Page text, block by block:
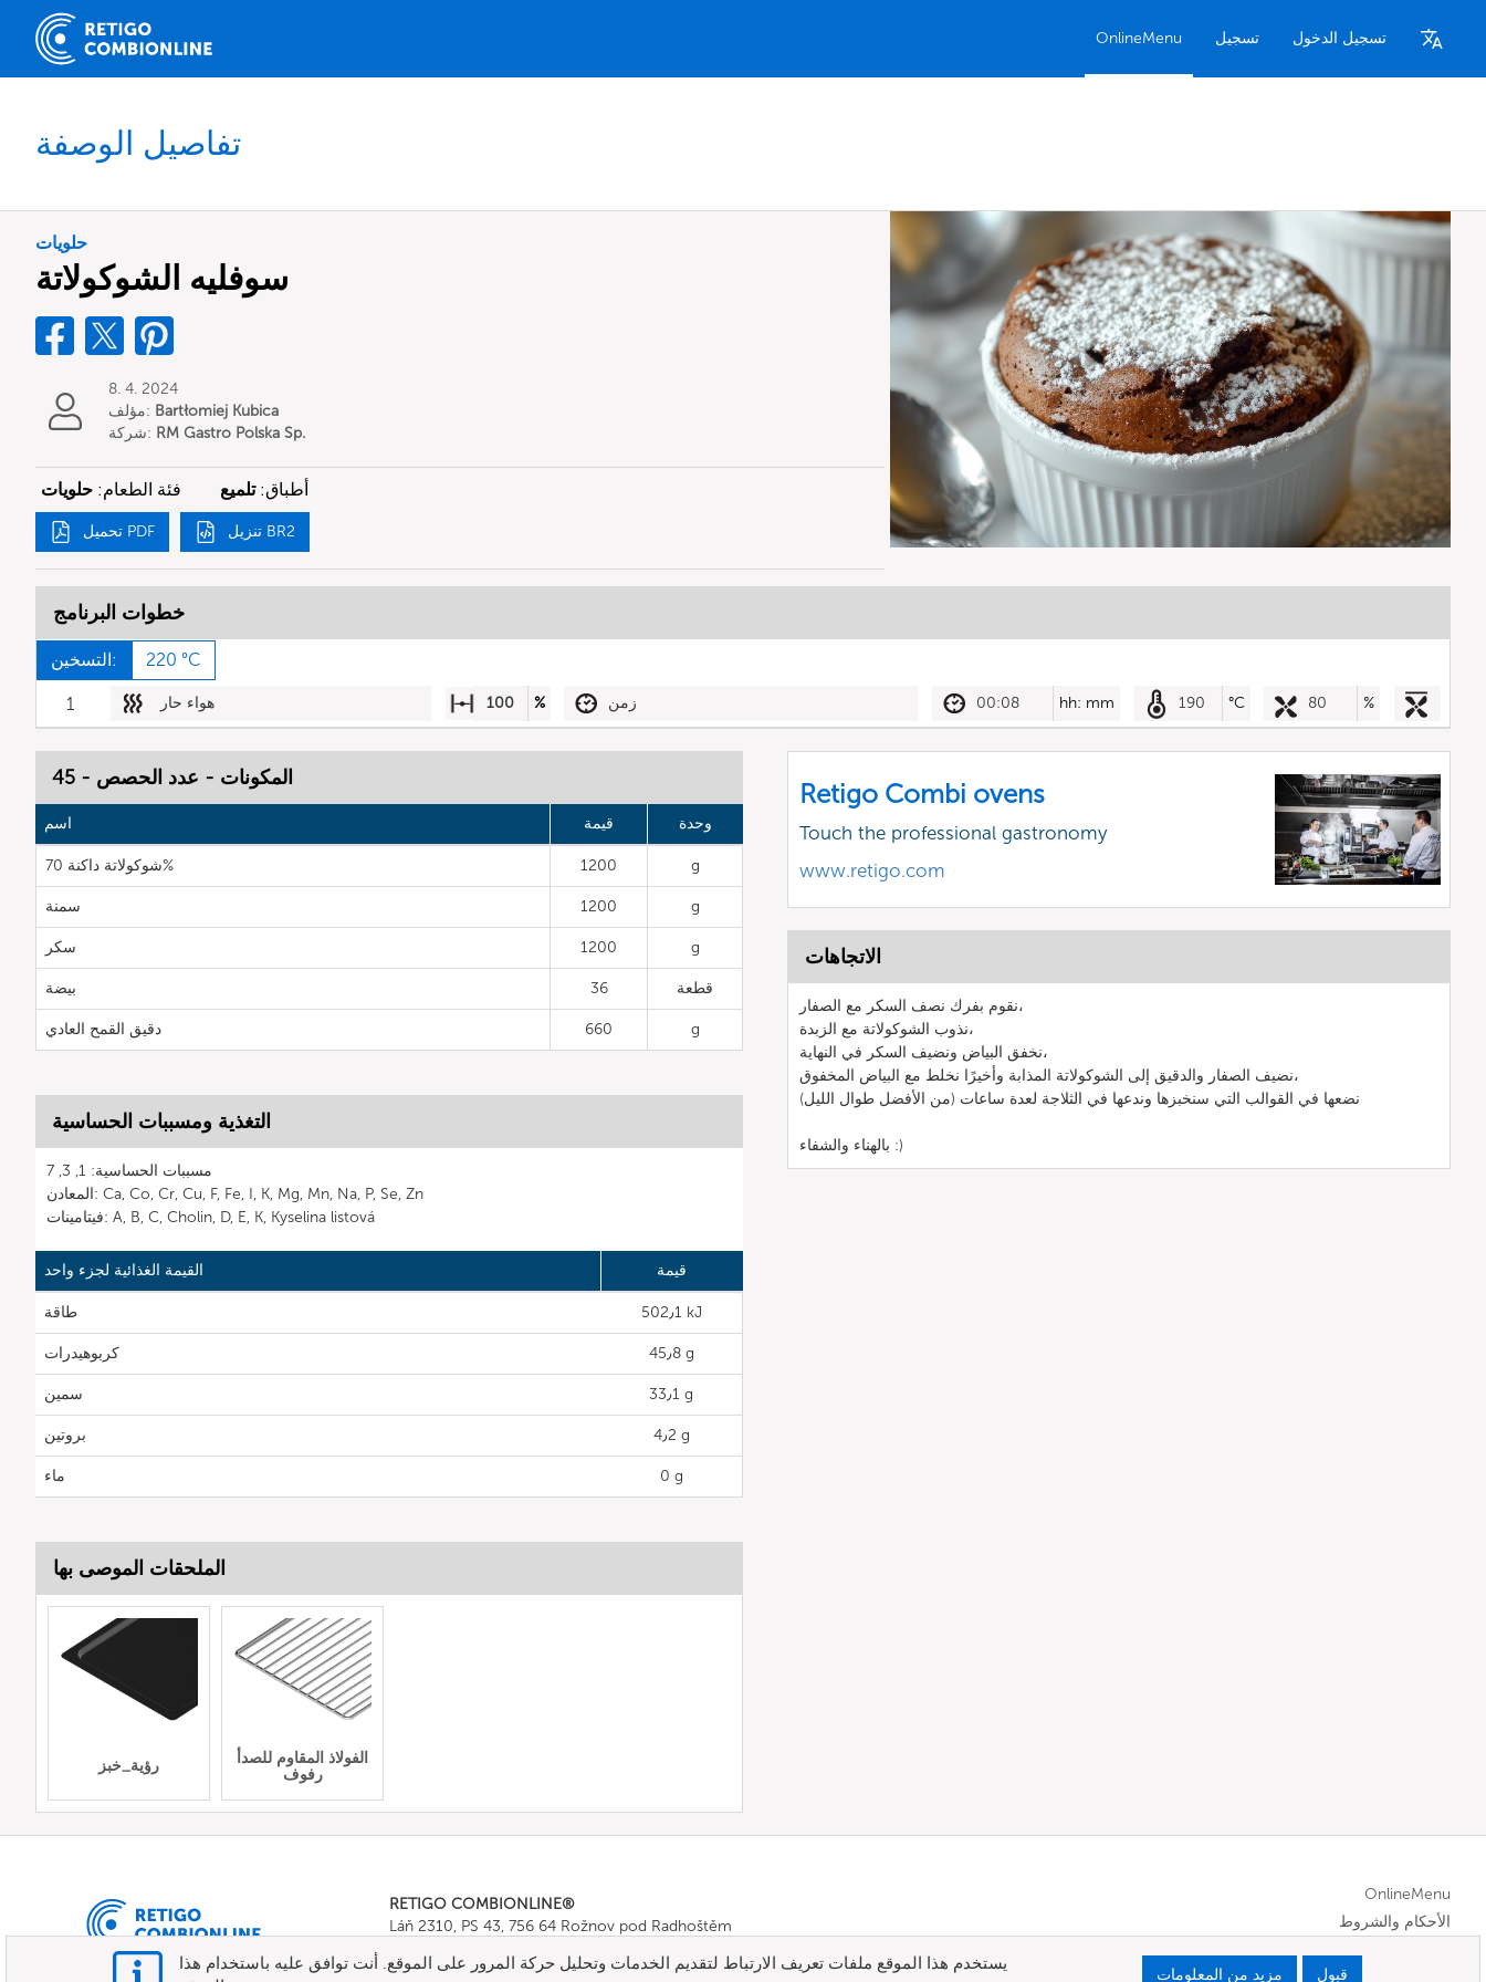
OnlineMenu تسجيل تسجيل الدخول
تفاصيل الوصفة
حلويات
سوفليه الشوكولاتة
8. 4. 2024
مؤلف: Bartłomiej Kubica
شركة: RM Gastro Polska Sp.
فئة الطعام: حلويات أطباق:تلميع
تحميل PDF تنزيل BR2
خطوات البرنامج
التسخين: 220 °C
1 هواء حار 100 % زمن 00:08 hh: mm 190 °C 80 %
المكونات - عدد الحصص - 45
اسم قيمة وحدة
شوكولاتة داكنة 70% 1200 g
سمنة 1200 g
سكر 1200 g
بيضة 36 قطعة
دقيق القمح العادي 660 g
التغذية ومسببات الحساسية
مسببات الحساسية: 1, 3, 7
المعادن: Ca, Co, Cr, Cu, F, Fe, I, K, Mg, Mn, Na, P, Se, Zn
فيتامينات: A, B, C, Cholin, D, E, K, Kyselina listová
القيمة الغذائية لجزء واحد قيمة
طاقة 502٫1 kJ
كربوهيدرات 45٫8 g
سمين 33٫1 g
بروتين 4٫2 g
ماء 0 g
Retigo Combi ovens
Touch the professional gastronomy
www.retigo.com
الاتجاهات
نقوم بفرك نصف السكر مع الصفار،
نذوب الشوكولاتة مع الزبدة،
نخفق البياض ونضيف السكر في النهاية،
نضيف الصفار والدقيق إلى الشوكولاتة المذابة وأخيرًا نخلط مع البياض المخفوق،
نضعها في القوالب التي سنخبزها وندعها في الثلاجة لعدة ساعات (من الأفضل طوال الليل)
بالهناء والشفاء :)
الملحقات الموصى بها
رؤية_خبز
الفولاذ المقاوم للصدأ
رفوف
RETIGO COMBIONLINE®
Láň 2310, PS 43, 756 64 Rožnov pod Radhoštěm
E-mail:info@combionline.com
OnlineMenu
الأحكام والشروط
يستخدم هذا الموقع ملفات تعريف الارتباط لتقديم الخدمات وتحليل حركة المرور على الموقع. أنت توافق عليه باستخدام هذا
مزيد من المعلومات قبول